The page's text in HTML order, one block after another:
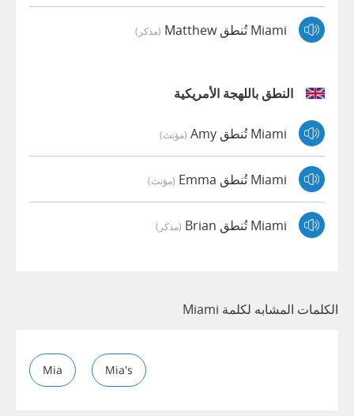
Miami تُنطق Matthew (مذكر)
النطق باللهجة الأمريكية
Miami تُنطق Amy (مؤنث)
Miami تُنطق Emma (مؤنث)
Miami تُنطق Brian (مذكر)
الكلمات المشابه لكلمة Miami
Mia Mia's